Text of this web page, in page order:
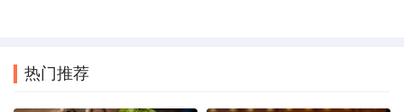
热门推荐